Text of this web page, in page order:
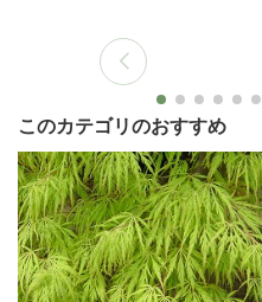
このカテゴリのおすすめ